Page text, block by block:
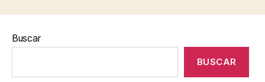
Buscar
BUSCAR